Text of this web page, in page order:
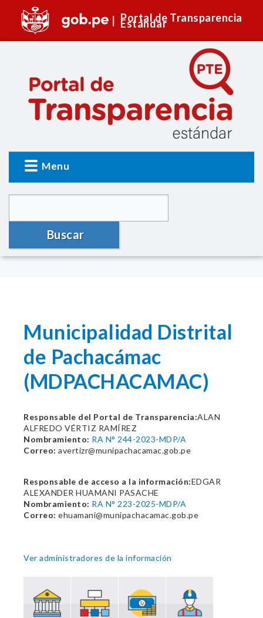
Portal de Transparencia
Estándar
Menu
Buscar
Municipalidad Distrital
de Pachacámac
(MDPACHACAMAC)
Responsable del Portal de Transparencia:ALAN
ALFREDO VÉRTIZ RAMÍREZ
Nombramiento: RA N° 244-2023-MDP/A
Correo: avertizr@munipachacamac.gob.pe
Responsable de acceso a la información:EDGAR
ALEXANDER HUAMANI PASACHE
Nombramiento: RA N° 223-2025-MDP/A
Correo: ehuamani@munipachacamac.gob.pe
Ver administradores de la información